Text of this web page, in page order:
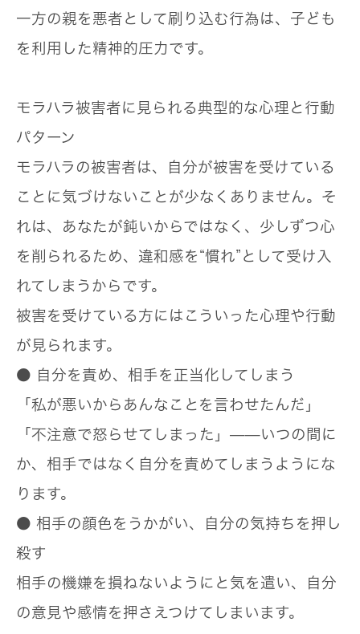
一方の親を悪者として刷り込む行為は、 子ども
を利用した精神的圧力です。
モラハラ被害者に見られる典型的な心理と行動
パターン
モラハラの被害者は、自分が被害を受けている
ことに気づけないことが少なくありません。そ
れは、あなたが鈍いからではなく、 少しずつ心
を削られるため、違和感を“慣れ”として受け入
れてしまうから です。
被害を受けている方にはこういった心理や行動
が見られます。
● 自分を責め、相手を正当化してしまう
「私が悪いからあんなことを言わせたんだ」
「不注意で怒らせてしまった」——いつの間に
か、相手ではなく自分を責めてしまうようにな
ります。
● 相手の顔色をうかがい、自分の気持ちを押し
殺す
相手の機嫌を損ねないようにと気を遣い、自分
の意見や感情を押さえつけてしまいます。